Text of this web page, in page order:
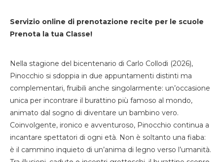
Servizio online di prenotazione recite per le scuole
Prenota la tua Classe!
Nella stagione del bicentenario di Carlo Collodi (2026),
Pinocchio si sdoppia in due appuntamenti distinti ma
complementari, fruibili anche singolarmente: un’occasione
unica per incontrare il burattino più famoso al mondo,
animato dal sogno di diventare un bambino vero.
Coinvolgente, ironico e avventuroso, Pinocchio continua a
incantare spettatori di ogni età. Non è soltanto una fiaba:
è il cammino inquieto di un’anima di legno verso l’umanità.